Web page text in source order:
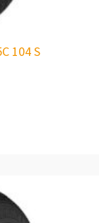
104 S